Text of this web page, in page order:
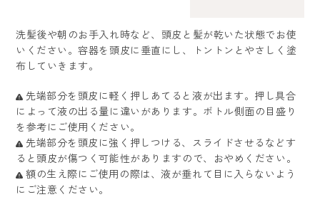
洗髪後や朝のお手入れ時など、頭皮と髪が乾いた状態でお使
いください。容器を頭皮に垂直にし、トントンとやさしく塗
布していきます。
先端部分を頭皮に軽く押しあてると液が出ます。押し具合
によって液の出る量に違いがあります。ボトル側面の目盛り
を参考にご使用ください。
先端部分を頭皮に強く押しつける、スライドさせるなどす
ると頭皮が傷つく可能性がありますので、おやめください。
額の生え際にご使用の際は、液が垂れて目に入らないよう
にご注意ください。